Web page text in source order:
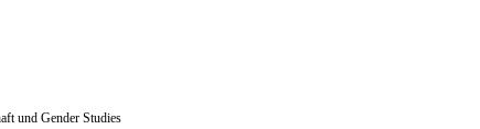
und Gender Studies